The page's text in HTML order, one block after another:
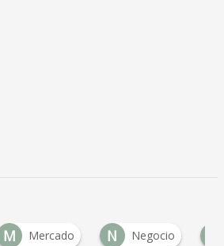
M Mercado N Negocio